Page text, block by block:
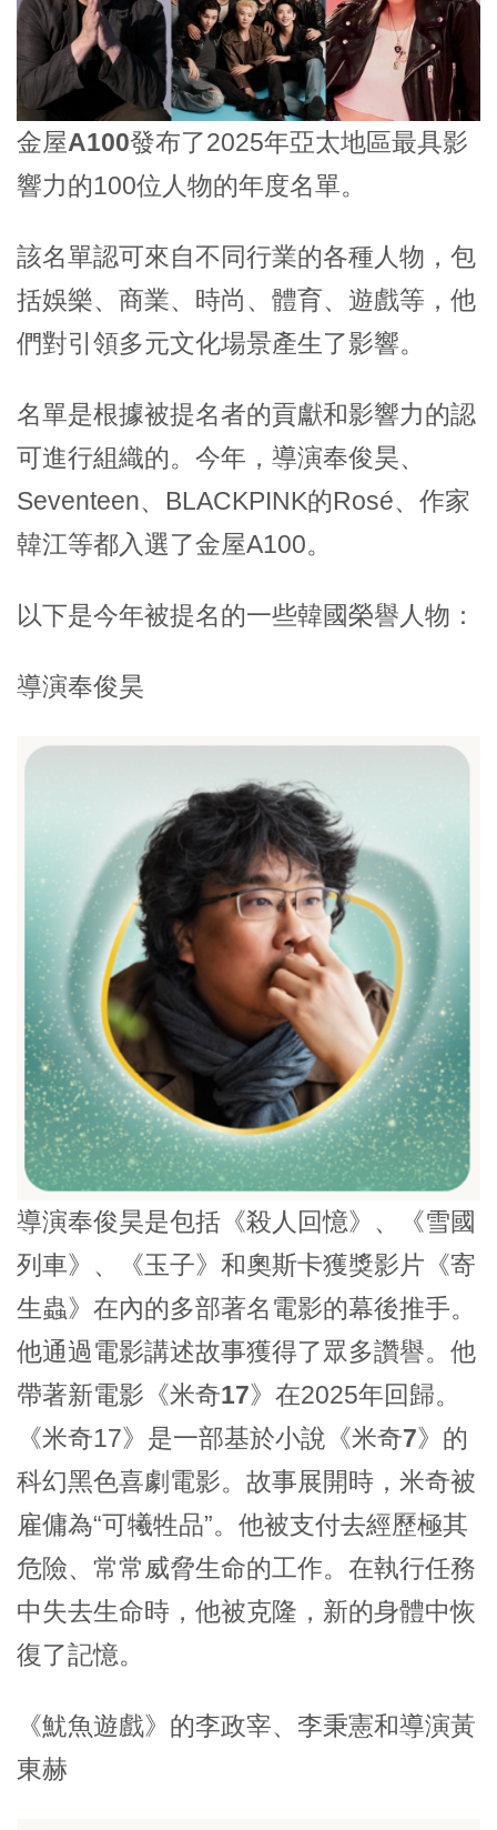
金屋A100發布了2025年亞太地區最具影
響力的100位人物的年度名單。
該名單認可來自不同行業的各種人物，包
括娛樂、商業、時尚、體育、遊戲等，他
們對引領多元文化場景產生了影響。
名單是根據被提名者的貢獻和影響力的認
可進行組織的。今年，導演奉俊昊、
Seventeen、BLACKPINK的Rosé、作家
韓江等都入選了金屋A100。
以下是今年被提名的一些韓國榮譽人物：
導演奉俊昊
導演奉俊昊是包括《殺人回憶》、《雪國
列車》、《玉子》和奧斯卡獲獎影片《寄
生蟲》在內的多部著名電影的幕後推手。
他通過電影講述故事獲得了眾多讚譽。他
帶著新電影《米奇17》在2025年回歸。
《米奇17》是一部基於小說《米奇7》的
科幻黑色喜劇電影。故事展開時，米奇被
雇傭為“可犧牲品”。他被支付去經歷極其
危險、常常威脅生命的工作。在執行任務
中失去生命時，他被克隆，新的身體中恢
復了記憶。
《魷魚遊戲》的李政宰、 李秉憲和導演黃
東赫